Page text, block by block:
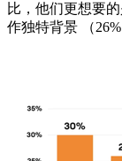
比，他们更想要
作独特背景 （26%